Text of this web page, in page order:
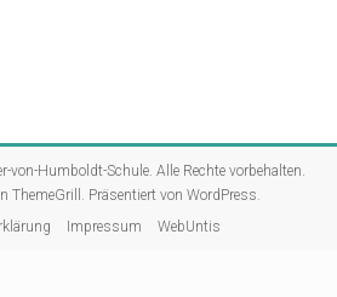
von-Humboldt-Schule . Alle Rechte vorbehalten.
ThemeGrill. Präsentiert vonWordPress
Impressum WebUntis